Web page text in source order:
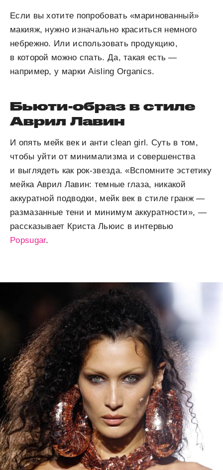
Если вы хотите попробовать «маринованный»
макияж, нужно изначально краситься немного
небрежно. Или использовать продукцию,
в которой можно спать. Да, такая есть —
например, у марки Aisling Organics.
Бьюти-образ в стиле
Аврил Лавин
И опять мейк век и анти clean girl. Суть в том,
чтобы уйти от минимализма и совершенства
и выглядеть как рок-звезда. «Вспомните эстетику
мейка Аврил Лавин: темные глаза, никакой
аккуратной подводки, мейк век в стиле гранж —
размазанные тени и минимум аккуратности», —
рассказывает Криста Льюис в интервью
Popsugar.